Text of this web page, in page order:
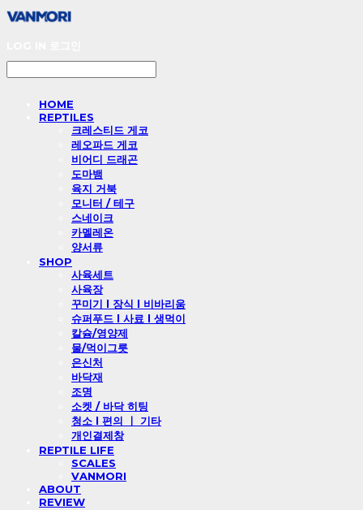
HOME
REPTILES
크레스티드 게코
레오파드 게코
비어디 드래곤
도마뱀
육지 거북
모니터 / 테구
스네이크
카멜레온
양서류
SHOP
사육세트
사육장
꾸미기 l 장식 l 비바리움
슈퍼푸드 l 사료 l 생먹이
칼슘/영양제
물/먹이그릇
은신처
바닥재
조명
소켓 / 바닥 히팅
청소 l 편의 ㅣ 기타
개인결제창
REPTILE LIFE
SCALES
VANMORI
ABOUT
REVIEW